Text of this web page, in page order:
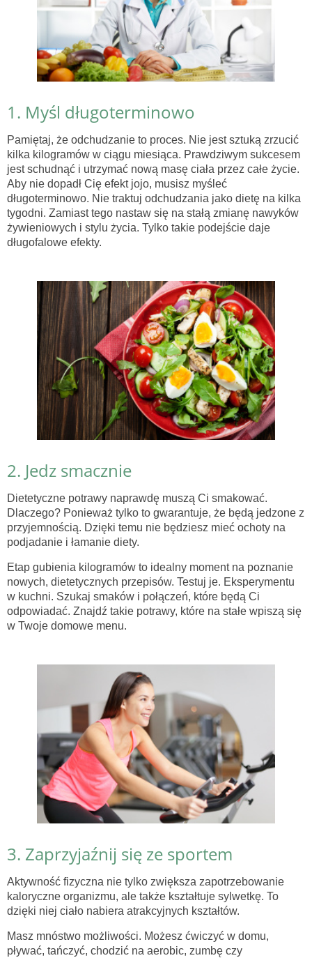
1. Myśl długoterminowo
Pamiętaj, że odchudzanie to proces. Nie jest sztuką zrzucić
kilka kilogramów w ciągu miesiąca. Prawdziwym sukcesem
jest schudnąć i utrzymać nową masę ciała przez całe życie.
Aby nie dopadł Cię efekt jojo, musisz myśleć
długoterminowo. Nie traktuj odchudzania jako dietę na kilka
tygodni. Zamiast tego nastaw się na stałą zmianę nawyków
żywieniowych i stylu życia. Tylko takie podejście daje
długofalowe efekty.
2. Jedz smacznie
Dietetyczne potrawy naprawdę muszą Ci smakować.
Dlaczego? Ponieważ tylko to gwarantuje, że będą jedzone z
przyjemnością. Dzięki temu nie będziesz mieć ochoty na
podjadanie i łamanie diety.
Etap gubienia kilogramów to idealny moment na poznanie
nowych, dietetycznych przepisów. Testuj je. Eksperymentu
w kuchni. Szukaj smaków i połączeń, które będą Ci
odpowiadać. Znajdź takie potrawy, które na stałe wpiszą się
w Twoje domowe menu.
3. Zaprzyjaźnij się ze sportem
Aktywność fizyczna nie tylko zwiększa zapotrzebowanie
kaloryczne organizmu, ale także kształtuje sylwetkę. To
dzięki niej ciało nabiera atrakcyjnych kształtów.
Masz mnóstwo możliwości. Możesz ćwiczyć w domu,
pływać, tańczyć, chodzić na aerobic, zumbę czy